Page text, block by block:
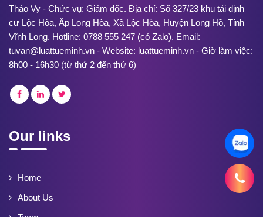
Thảo Vy - Chức vụ: Giám đốc. Địa chỉ: Số 327/23 khu tái định
cư Lộc Hòa, Ấp Long Hòa, Xã Lộc Hòa, Huyện Long Hồ, Tỉnh
Vĩnh Long. Hotline: 0788 555 247 (có Zalo). Email:
tuvan@luattueminh.vn - Website: luattueminh.vn - Giờ làm việc:
8h00 - 16h30 (từ thứ 2 đến thứ 6)
Our links
Home
About Us